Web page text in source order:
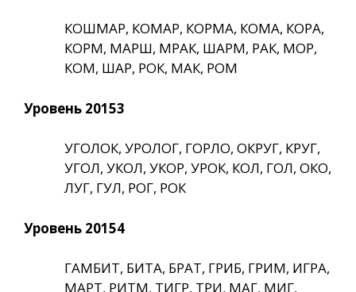
КОШМАР, КОМАР, КОРМА, КОМА, КОРА,
КОРМ, МАРШ, МРАК, ШАРМ, РАК, МОР,
КОМ, ШАР, РОК, МАК, РОМ
Уровень 20153
УГОЛОК, УРОЛОГ, ГОРЛО, ОКРУГ, КРУГ,
УГОЛ, УКОЛ, УКОР, УРОК, КОЛ, ГОЛ, ОКО,
ЛУГ, ГУЛ, РОГ, РОК
Уровень 20154
ГАМБИТ, БИТА, БРАТ, ГРИБ, ГРИМ, ИГРА,
МАРТ, РИТМ, ТИГР, ТРИ, МАГ, МИГ,